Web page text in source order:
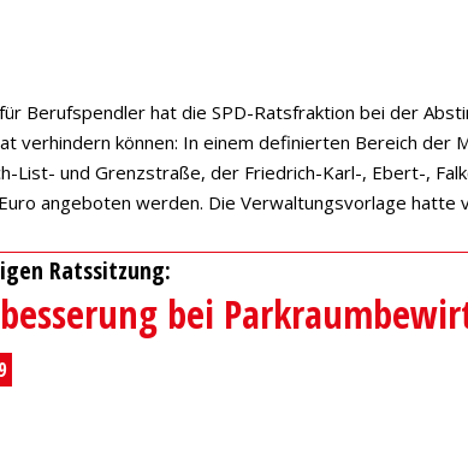
Berufspendler hat die SPD-Ratsfraktion bei der
verhindern können: In einem definierten Bereich der
List- und Grenzstraße, der Friedrich-Karl-, Ebert-,
angeboten werden. Die Verwaltungsvorlage hatte
Ratssitzung:
bei